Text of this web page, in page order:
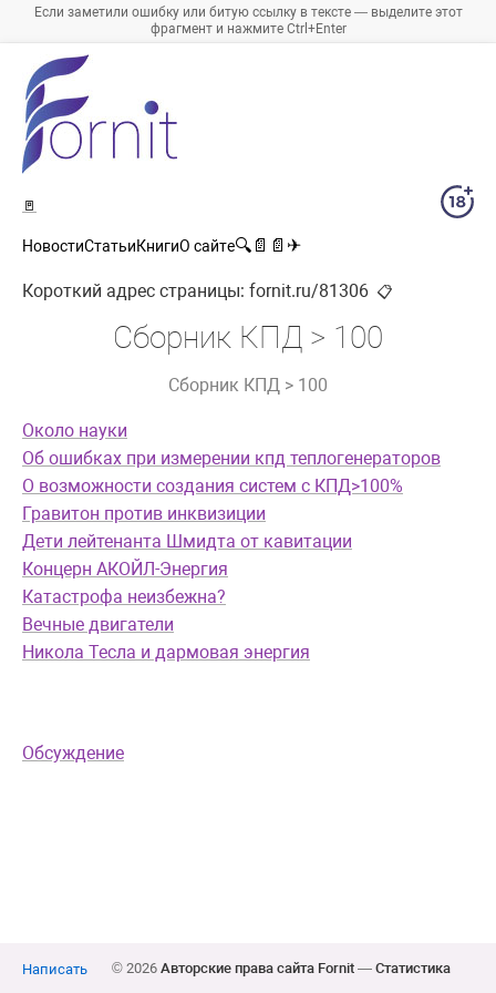
Если заметили ошибку или битую ссылку в тексте — выделите этот
фрагмент и нажмите Ctrl+Enter
🚪
НовостиСтатьиКнигиО сайте🔍 📄 📄 ✈
Короткий адрес страницы: fornit.ru/81306 📋
Сборник КПД > 100
Сборник КПД > 100
Около науки
Об ошибках при измерении кпд теплогенераторов
О возможности создания систем с КПД>100%
Гравитон против инквизиции
Дети лейтенанта Шмидта от кавитации
Концерн АКОЙЛ-Энергия
Катастрофа неизбежна?
Вечные двигатели
Никола Тесла и дармовая энергия
Обсуждение
Написать © 2026 Авторские права сайта Fornit— Статистика